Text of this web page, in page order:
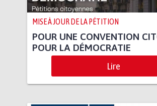
MISE À JOUR DE LA PÉTITION
POUR UNE CONVENTION
POUR LA DÉMOCRATIE
Lire